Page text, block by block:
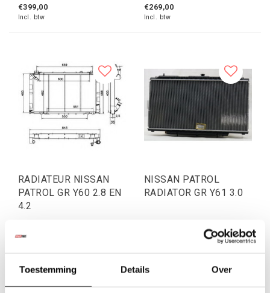
Toestemming Details Over
€399,00
Incl. btw
€269,00
Incl. btw
RADIATEUR NISSAN
PATROL GR Y60 2.8 EN
4.2
€619,01
Incl. btw
NISSAN PATROL
RADIATOR GR Y61 3.0
Incl. btw